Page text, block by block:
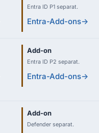
Entra ID P1 separat.
Entra-Add-ons→
Add-on
Entra ID P2 separat.
Entra-Add-ons→
Add-on
Defender separat.